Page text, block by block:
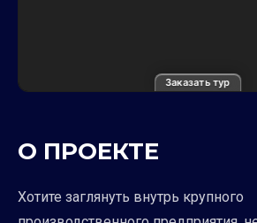
Заказать тур
О ПРОЕКТЕ
Хотите заглянуть внутрь крупного